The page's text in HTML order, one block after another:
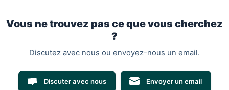
Vous ne trouvez pas ce que vous cherchez
?
Discutez avec nous ou envoyez-nous un email.
Discuter avec nous Envoyer un email